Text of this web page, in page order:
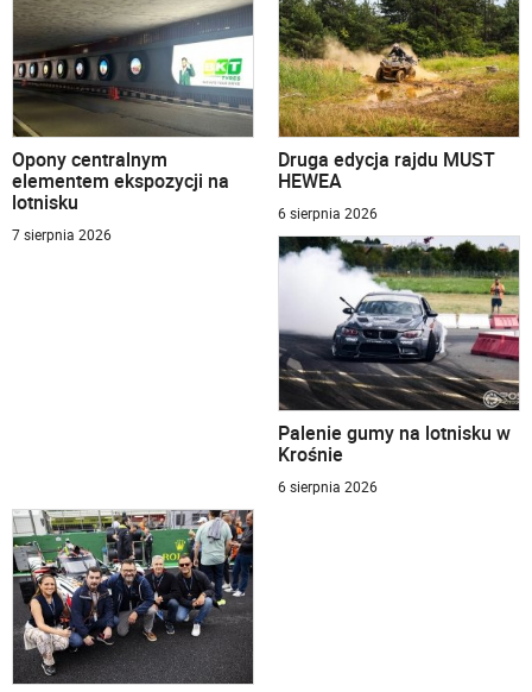
Opony centralnym
elementem ekspozycji na
lotnisku
7 sierpnia 2026
Druga edycja rajdu MUST
HEWEA
6 sierpnia 2026
Palenie gumy na lotnisku w
Krośnie
6 sierpnia 2026